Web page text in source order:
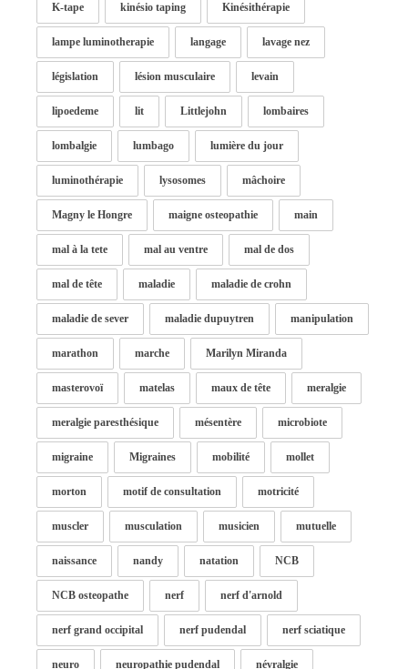
K-tape kinésio taping Kinésithérapie
lampe luminotherapie langage lavage nez
législation lésion musculaire levain
lipoedeme lit Littlejohn lombaires
lombalgie lumbago lumière du jour
luminothérapie lysosomes mâchoire
Magny le Hongre maigne osteopathie main
mal à la tete mal au ventre mal de dos
mal de tête maladie maladie de crohn
maladie de sever maladie dupuytren manipulation
marathon marche Marilyn Miranda
masterovoï matelas maux de tête meralgie
meralgie paresthésique mésentère microbiote
migraine Migraines mobilité mollet
morton motif de consultation motricité
muscler musculation musicien mutuelle
naissance nandy natation NCB
NCB osteopathe nerf nerf d'arnold
nerf grand occipital nerf pudendal nerf sciatique
neuro neuropathie pudendal névralgie